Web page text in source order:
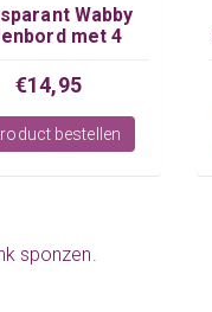
Wabby
met 4
€14,95
bestellen
sponzen.